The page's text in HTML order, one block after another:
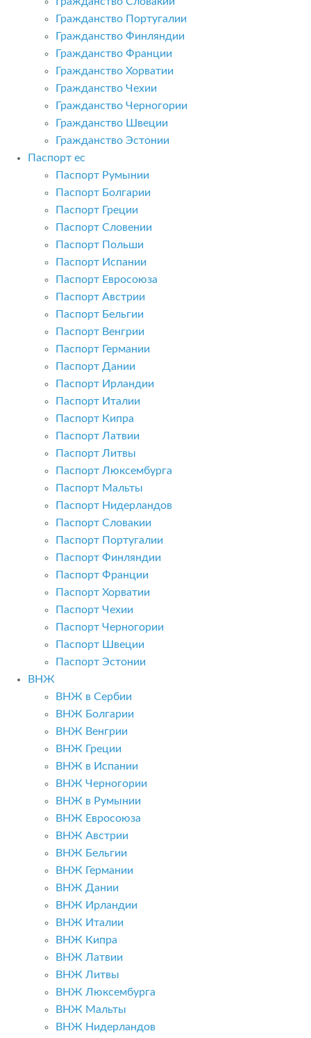
Гражданство Португалии
Гражданство Финляндии
Гражданство Франции
Гражданство Хорватии
Гражданство Чехии
Гражданство Черногории
Гражданство Швеции
Гражданство Эстонии
Паспорт ес
Паспорт Румынии
Паспорт Болгарии
Паспорт Греции
Паспорт Словении
Паспорт Польши
Паспорт Испании
Паспорт Евросоюза
Паспорт Австрии
Паспорт Бельгии
Паспорт Венгрии
Паспорт Германии
Паспорт Дании
Паспорт Ирландии
Паспорт Италии
Паспорт Кипра
Паспорт Латвии
Паспорт Литвы
Паспорт Люксембурга
Паспорт Мальты
Паспорт Нидерландов
Паспорт Словакии
Паспорт Португалии
Паспорт Финляндии
Паспорт Франции
Паспорт Хорватии
Паспорт Чехии
Паспорт Черногории
Паспорт Швеции
Паспорт Эстонии
ВНЖ
ВНЖ в Сербии
ВНЖ Болгарии
ВНЖ Венгрии
ВНЖ Греции
ВНЖ в Испании
ВНЖ Черногории
ВНЖ в Румынии
ВНЖ Евросоюза
ВНЖ Австрии
ВНЖ Бельгии
ВНЖ Германии
ВНЖ Дании
ВНЖ Ирландии
ВНЖ Италии
ВНЖ Кипра
ВНЖ Латвии
ВНЖ Литвы
ВНЖ Люксембурга
ВНЖ Мальты
ВНЖ Нидерландов